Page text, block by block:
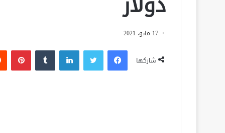
17 مايو، 2021
شاركها
فيسبوك لينكدإن بينتيريست